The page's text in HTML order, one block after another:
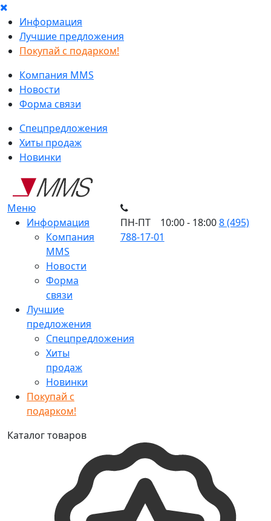
Информация
Лучшие предложения
Покупай с подарком!
Компания MMS
Новости
Форма связи
Спецпредложения
Хиты продаж
Новинки
Меню
Информация
Компания
MMS
Новости
Форма
связи
Лучшие
предложения
Спецпредложения
Хиты
продаж
Новинки
Покупай с
подарком!
ПН-ПТ 10:00 - 18:008 (495)
788-17-01
Каталог товаров